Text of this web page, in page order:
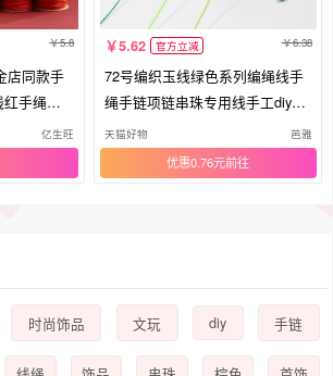
5.8
店同款手
手绳吊
亿生旺
5.62 官方立减 6.38
72号编织玉线绿色系列编绳线手
绳手链项链串珠专用线手工diy材
料
天猫好物 芭雅
优惠0.76元
时尚饰品 文玩 diy 手链